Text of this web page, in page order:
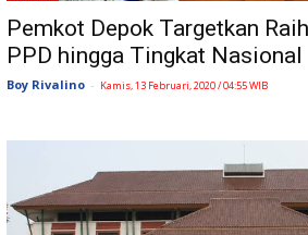
Pemkot Depok Targetkan
PPD hingga Tingkat Nasional
Boy Rivalino - Kamis, 13 Februari, 2020 / 04:55 WIB